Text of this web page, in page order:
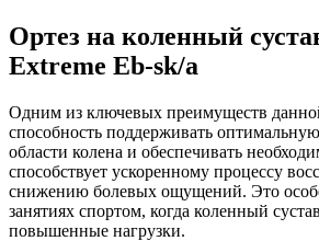
Ортез на коленный
Extreme Eb-sk/a
Одним из ключевых преимуществ
способность поддерживать
области колена и обеспечивать
способствует ускоренному процессу
снижению болевых ощущений. Это
занятиях спортом, когда коленный
повышенные нагрузки.